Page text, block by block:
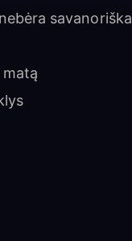
savanoriška
matą